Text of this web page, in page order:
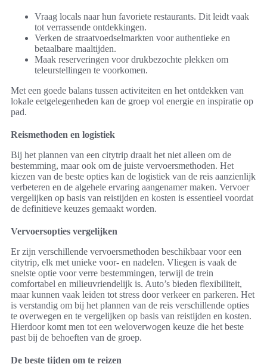
Vraag locals naar hun favoriete restaurants. Dit leidt vaak
tot verrassende ontdekkingen.
Verken de straatvoedselmarkten voor authentieke en
betaalbare maaltijden.
Maak reserveringen voor drukbezochte plekken om
teleurstellingen te voorkomen.
Met een goede balans tussen activiteiten en het ontdekken van
lokale eetgelegenheden kan de groep vol energie en inspiratie op
pad.
Reismethoden en logistiek
Bij het plannen van een citytrip draait het niet alleen om de
bestemming, maar ook om de juiste vervoersmethoden. Het
kiezen van de beste opties kan de logistiek van de reis aanzienlijk
verbeteren en de algehele ervaring aangenamer maken. Vervoer
vergelijken op basis van reistijden en kosten is essentieel voordat
de definitieve keuzes gemaakt worden.
Vervoersopties vergelijken
Er zijn verschillende vervoersmethoden beschikbaar voor een
citytrip, elk met unieke voor- en nadelen. Vliegen is vaak de
snelste optie voor verre bestemmingen, terwijl de trein
comfortabel en milieuvriendelijk is. Auto’s bieden flexibiliteit,
maar kunnen vaak leiden tot stress door verkeer en parkeren. Het
is verstandig om bij het plannen van de reis verschillende opties
te overwegen en te vergelijken op basis van reistijden en kosten.
Hierdoor komt men tot een weloverwogen keuze die het beste
past bij de behoeften van de groep.
De beste tijden om te reizen